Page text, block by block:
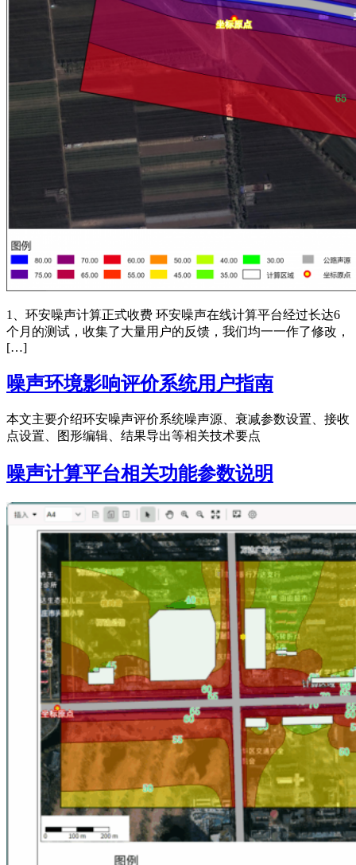
1、环安噪声计算正式收费 环安噪声在线计算平台经过长达6
个月的测试，收集了大量用户的反馈，我们均一一作了修改，
[…]
噪声环境影响评价系统用户指南
本文主要介绍环安噪声评价系统噪声源、衰减参数设置、接收
点设置、图形编辑、结果导出等相关技术要点
噪声计算平台相关功能参数说明